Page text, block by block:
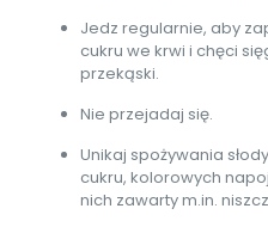
Jedz regularnie, aby
cukru we krwi i chęci
przekąski.
Nie przejadaj się.
Unikaj spożywania
cukru, kolorowych
nich zawarty m.in.